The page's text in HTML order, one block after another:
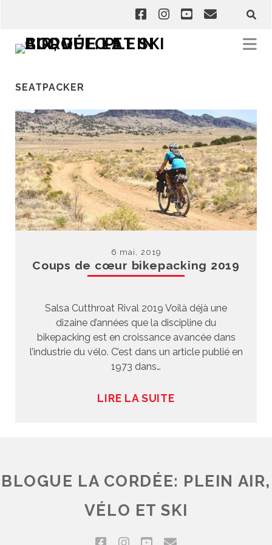
SEATPACKER
6 mai, 2019
Coups de cœur bikepacking 2019
Salsa Cutthroat Rival 2019 Voilà déjà une
dizaine d’années que la discipline du
bikepacking est en croissance avancée dans
l’industrie du vélo. C’est dans un article publié en
1973 dans…
LIRE LA SUITE
BLOGUE LA CORDÉE: PLEIN AIR,
VÉLO ET SKI